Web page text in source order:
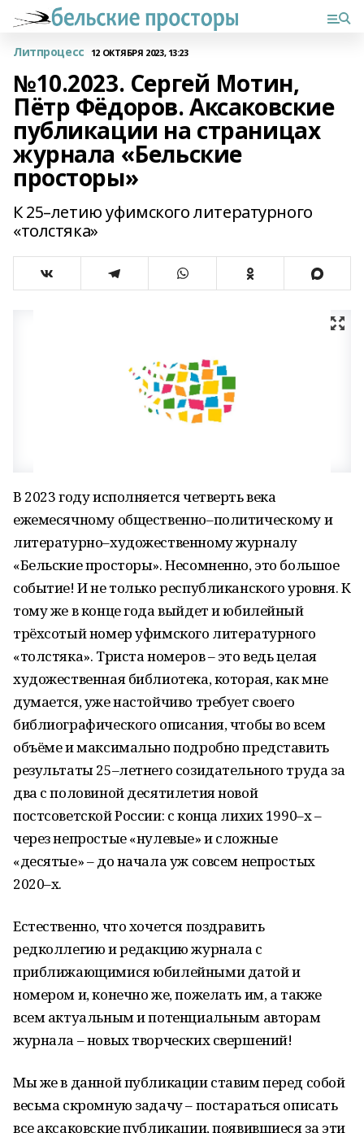
Литпроцесс 12 ОКТЯБРЯ 2023, 13:23
№10.2023. Сергей Мотин,
Пётр Фёдоров. Аксаковские
публикации на страницах
журнала «Бельские
просторы»
К 25–летию уфимского литературного
«толстяка»
В 2023 году исполняется четверть века
ежемесячному общественно–политическому и
литературно–художественному журналу
«Бельские просторы». Несомненно, это большое
событие! И не только республиканского уровня. К
тому же в конце года выйдет и юбилейный
трёхсотый номер уфимского литературного
«толстяка». Триста номеров – это ведь целая
художественная библиотека, которая, как мне
думается, уже настойчиво требует своего
библиографического описания, чтобы во всем
объёме и максимально подробно представить
результаты 25–летнего созидательного труда за
два с половиной десятилетия новой
постсоветской России: с конца лихих 1990–х –
через непростые «нулевые» и сложные
«десятые» – до начала уж совсем непростых
2020–х.
Естественно, что хочется поздравить
редколлегию и редакцию журнала с
приближающимися юбилейными датой и
номером и, конечно же, пожелать им, а также
всем актуальным и потенциальным авторам
журнала – новых творческих свершений!
Мы же в данной публикации ставим перед собой
весьма скромную задачу – постараться описать
все аксаковские публикации, появившиеся за эти